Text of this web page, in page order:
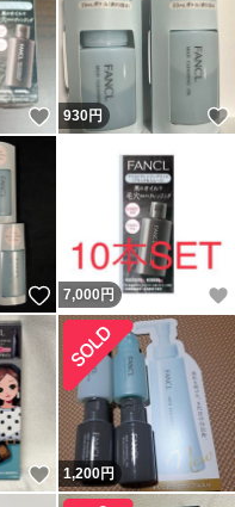
いいね！
930円
いいね！
7,000 円
いいね！
1,200円